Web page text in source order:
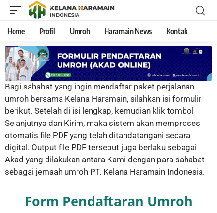
Home Profil Umroh Haramain News Kontak
Bagi sahabat yang ingin mendaftar paket perjalanan
umroh bersama Kelana Haramain, silahkan isi formulir
berikut. Setelah di isi lengkap, kemudian klik tombol
Selanjutnya dan Kirim, maka sistem akan memproses
otomatis file PDF yang telah ditandatangani secara
digital. Output file PDF tersebut juga berlaku sebagai
Akad yang dilakukan antara Kami dengan para sahabat
sebagai jemaah umroh PT. Kelana Haramain Indonesia.
Form Pendaftaran Umroh